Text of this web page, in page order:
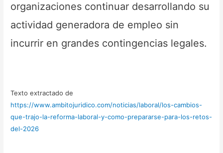
organizaciones continuar desarrollando su
actividad generadora de empleo sin
incurrir en grandes contingencias legales.
Texto extractado de
https://www.ambitojuridico.com/noticias/laboral/los-cambios-
que-trajo-la-reforma-laboral-y-como-prepararse-para-los-retos-
del-2026